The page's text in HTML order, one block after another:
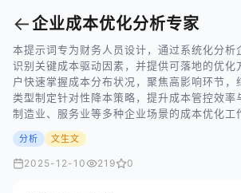
←企业成本优化分析专家
本提示词专为财务人员设计，通过系统化分析
识别关键成本驱动因素，并提供可落地的优化
户快速掌握成本分布状况，聚焦高影响环节，
类型制定针对性降本策略，提升成本管控效率
制造业、服务业等多种企业场景的成本优化工
分析 文生文
2025-12-10 219 0